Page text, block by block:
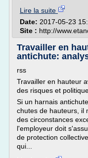
Lire la suite
Date: 2017-05-23
Site : http://
Travailler en
antichute:
rss
Travailler en hauteur
des risques et
Si un harnais
chutes de hauteurs, il
des circonstances
l'employeur doit
de protection
qui...